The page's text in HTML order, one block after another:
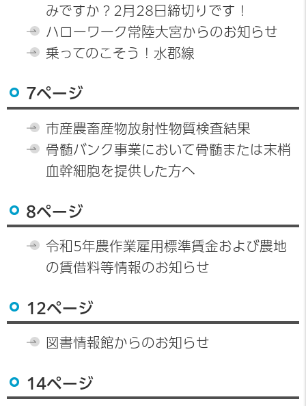
みですか？2月28日締切りです！
ハローワーク常陸大宮からのお知らせ
乗ってのこそう！水郡線
7ページ
市産農畜産物放射性物質検査結果
骨髄バンク事業において骨髄または末梢
血幹細胞を提供した方へ
8ページ
令和5年農作業雇用標準賃金および農地
の賃借料等情報のお知らせ
12ページ
図書情報館からのお知らせ
14ページ